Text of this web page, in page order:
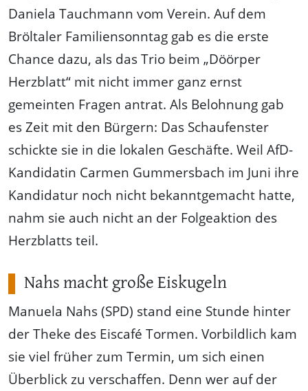
Daniela Tauchmann vom Verein. Auf dem
Bröltaler Familiensonntag gab es die erste
Chance dazu, als das Trio beim „Döörper
Herzblatt“ mit nicht immer ganz ernst
gemeinten Fragen antrat. Als Belohnung gab
es Zeit mit den Bürgern: Das Schaufenster
schickte sie in die lokalen Geschäfte. Weil AfD-
Kandidatin Carmen Gummersbach im Juni ihre
Kandidatur noch nicht bekanntgemacht hatte,
nahm sie auch nicht an der Folgeaktion des
Herzblatts teil.
Nahs macht große Eiskugeln
Manuela Nahs (SPD) stand eine Stunde hinter
der Theke des Eiscafé Tormen. Vorbildlich kam
sie viel früher zum Termin, um sich einen
Überblick zu verschaffen. Denn wer auf der